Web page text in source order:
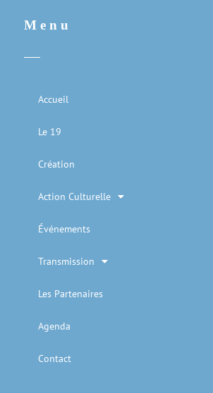
Menu
Accueil
Le 19
Création
Action Culturelle
Événements
Transmission
Les Partenaires
Agenda
Contact